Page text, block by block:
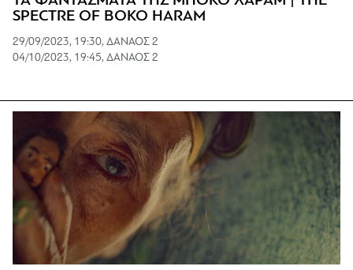
SPECTRE OF BOKO HARAM
29/09/2023, 19:30, ΔΑΝΑΟΣ 2
04/10/2023, 19:45, ΔΑΝΑΟΣ 2